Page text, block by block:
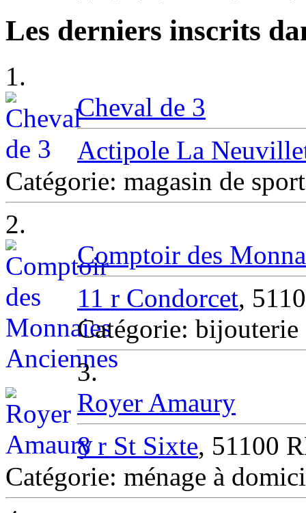
Les derniers inscrits
1.
Cheval de 3
Actipole La
Catégorie: magasin de
2.
Comptoir des
11 r Condorcet,
Catégorie: bijouterie
3.
Royer Amaury
8 r St Sixte, 51100
Catégorie: ménage à